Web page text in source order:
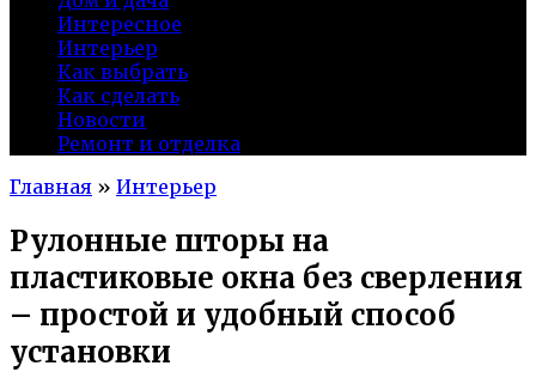
Интересное
Интерьер
Как выбрать
Как сделать
Новости
Ремонт и отделка
Главная » Интерьер
Рулонные шторы на
пластиковые окна без сверления
– простой и удобный способ
установки